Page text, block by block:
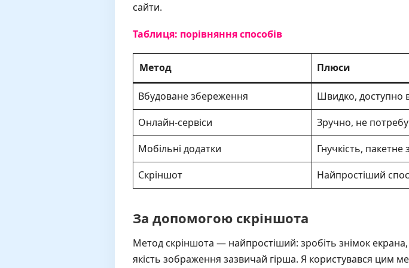
сайти.
Таблиця: порівняння способів
Метод Плюси
Вбудоване збереження Швидко, доступно
Онлайн-сервіси
Зручно, не
Мобільні додатки
Гнучкість,
Скріншот
Найпростіший
За допомогою скріншота
Метод скріншота — найпростіший: зробіть знімок
якість зображення зазвичай гірша. Я користувався цим